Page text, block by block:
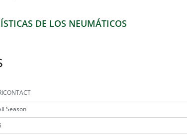
DE LOS NEUMÁTICOS
Season